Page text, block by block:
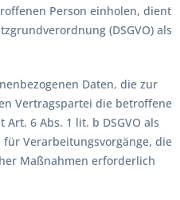
Person einholen, dient
(DSGVO) als
Daten, die zur
Vertragspartei die betroffene
6 Abs. 1 lit. b DSGVO als
Verarbeitungsvorgänge, die
Maßnahmen erforderlich